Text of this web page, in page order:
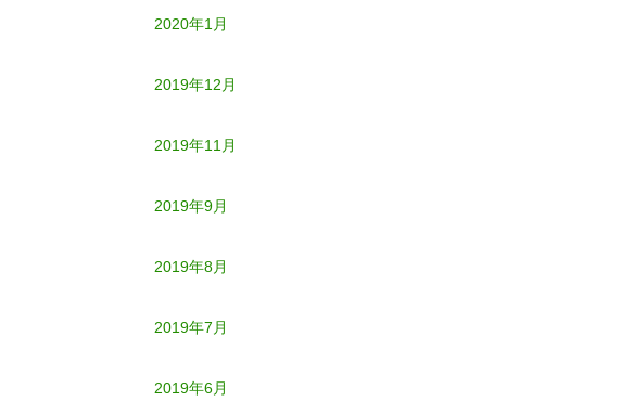
2020年1月
2019年12月
2019年11月
2019年9月
2019年8月
2019年7月
2019年6月